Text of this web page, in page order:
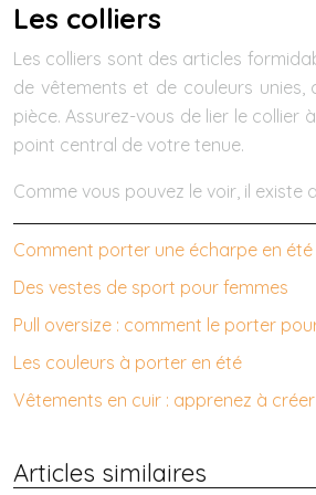
Les colliers
Les colliers sont des articles
de vêtements et de couleurs
pièce. Assurez-vous de lier le collier
point central de votre tenue.
Comme vous pouvez le voir, il
Comment porter une écharpe en
Des vestes de sport pour femmes
Pull oversize : comment le porter
Les couleurs à porter en été
Vêtements en cuir : apprenez à
Articles similaires